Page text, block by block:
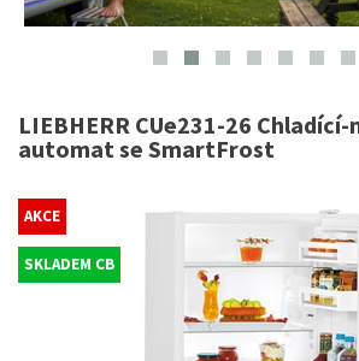
LIEBHERR CUe231-26
automat se SmartFrost
AKCE
SKLADEM CB